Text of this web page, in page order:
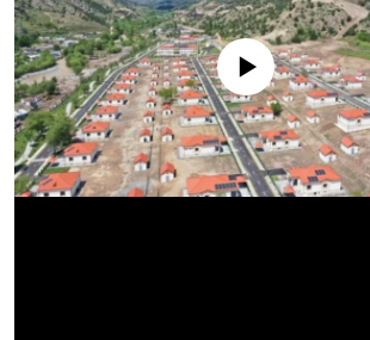
No media source currently